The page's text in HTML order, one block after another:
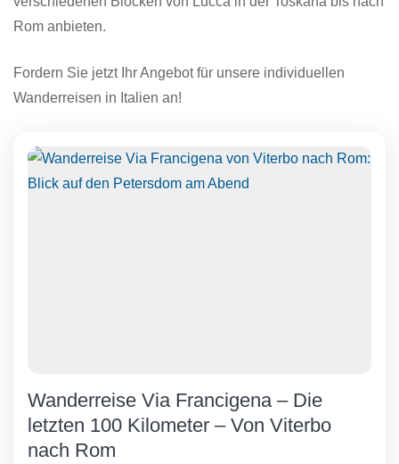
Rom anbieten.
Fordern Sie jetzt Ihr Angebot für unsere individuellen
Wanderreisen in Italien an!
Wanderreise Via Francigena – Die
letzten 100 Kilometer – Von Viterbo
nach Rom